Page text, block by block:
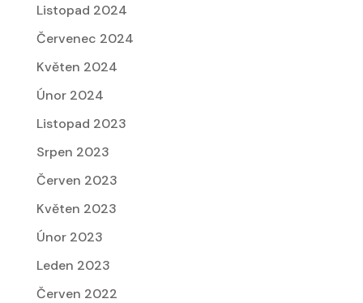
Listopad 2024
Červenec 2024
Květen 2024
Únor 2024
Listopad 2023
Srpen 2023
Červen 2023
Květen 2023
Únor 2023
Leden 2023
Červen 2022